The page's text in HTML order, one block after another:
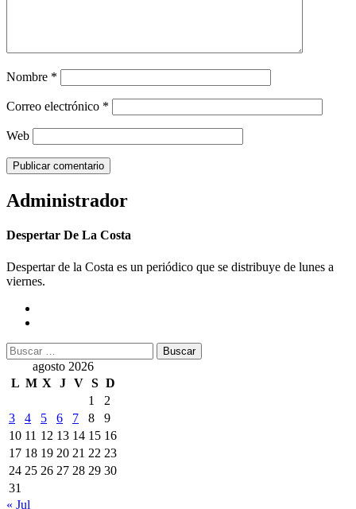
Nombre *
Correo electrónico *
Web
Administrador
Despertar De La Costa
Despertar de la Costa es un periódico que se distribuye de lunes a
viernes.
Buscar:
agosto 2026
L M X J V S D
1
2
3
4 5 6 7 8
9
10 11 12 13 14 15 16
17 18 19 20 21 22 23
24 25 26 27 28 29 30
31
« Jul